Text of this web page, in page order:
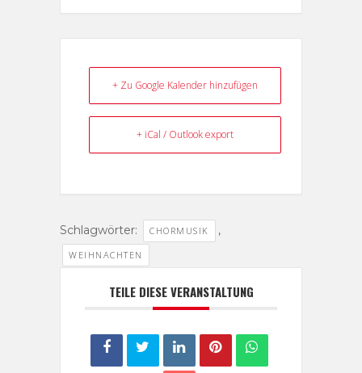
+ Zu Google Kalender hinzufügen
+ iCal / Outlook export
Schlagwörter: CHORMUSIK ,
WEIHNACHTEN
TEILE DIESE VERANSTALTUNG